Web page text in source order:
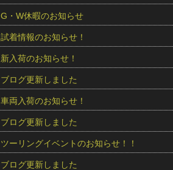
G・W休暇のお知らせ
試着情報のお知らせ！
新入荷のお知らせ！
ブログ更新しました
車両入荷のお知らせ！
ブログ更新しました
ツーリングイベントのお知らせ！！
ブログ更新しました